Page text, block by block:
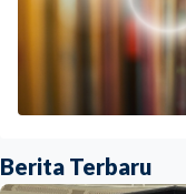
Berita Terbaru